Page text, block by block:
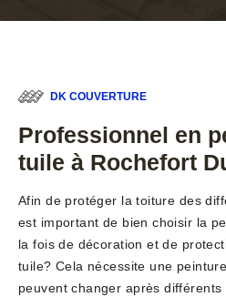
DK COUVERTURE
Professionnel en
tuile à Rochefort
Afin de protéger la toiture des
est important de bien choisir la
la fois de décoration et de
tuile? Cela nécessite une
peuvent changer après différents